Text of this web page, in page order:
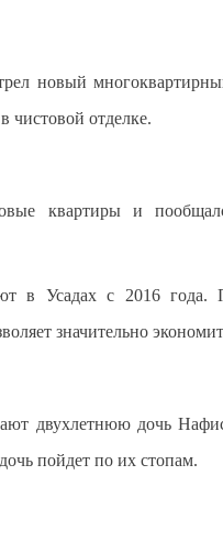
новый
отделке.
квартиры и
в Усадах с 2016
значительно
двухлетнюю дочь
пойдет по их стопам.